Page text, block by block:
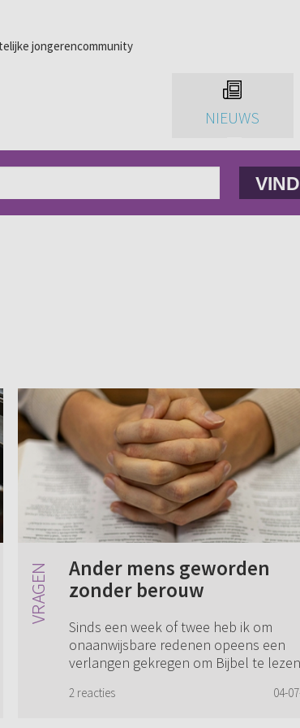
jongerencommunity
NIEUWS
VIND
Ander mens geworden
zonder berouw
Sinds een week of twee heb ik om
onaanwijsbare redenen opeens een
verlangen gekregen om Bijbel te
ik veel naar preken. Ik wil meer kennis
2 reacties 04-